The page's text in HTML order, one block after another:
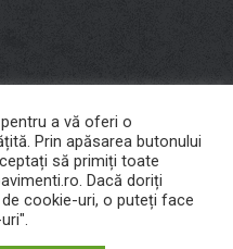
SRL
a vă oferi o
Prin apăsarea butonului
să primiți toate
Dacă doriți
cookie-uri, o puteți face